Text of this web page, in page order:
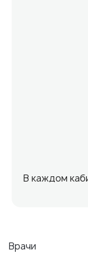
В каждом
Врачи